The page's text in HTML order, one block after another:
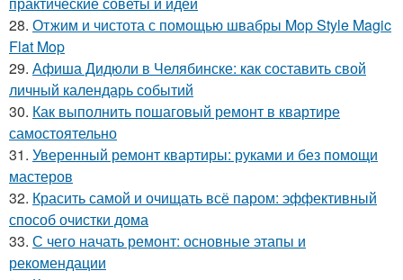
28. Отжим и чистота с помощью швабры Mop Style Magic
Flat Mop
29. Афиша Дидюли в Челябинске: как составить свой
личный календарь событий
30. Как выполнить пошаговый ремонт в квартире
самостоятельно
31. Уверенный ремонт квартиры: руками и без помощи
мастеров
32. Красить самой и очищать всё паром: эффективный
способ очистки дома
33. С чего начать ремонт: основные этапы и
рекомендации